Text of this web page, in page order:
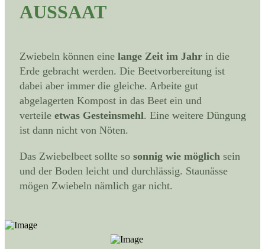
AUSSAAT
Zwiebeln können eine lange Zeit im Jahr in die
Erde gebracht werden. Die Beetvorbereitung ist
dabei aber immer die gleiche. Arbeite gut
abgelagerten Kompost in das Beet ein und
verteile etwas Gesteinsmehl. Eine weitere Düngung
ist dann nicht von Nöten.
Das Zwiebelbeet sollte so sonnig wie möglich sein
und der Boden leicht und durchlässig. Staunässe
mögen Zwiebeln nämlich gar nicht.